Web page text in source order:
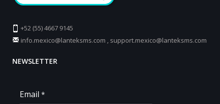
+52 (55) 4667 9145
info.mexico@lanteksms.com , support.mexico@lanteksms.com
NEWSLETTER